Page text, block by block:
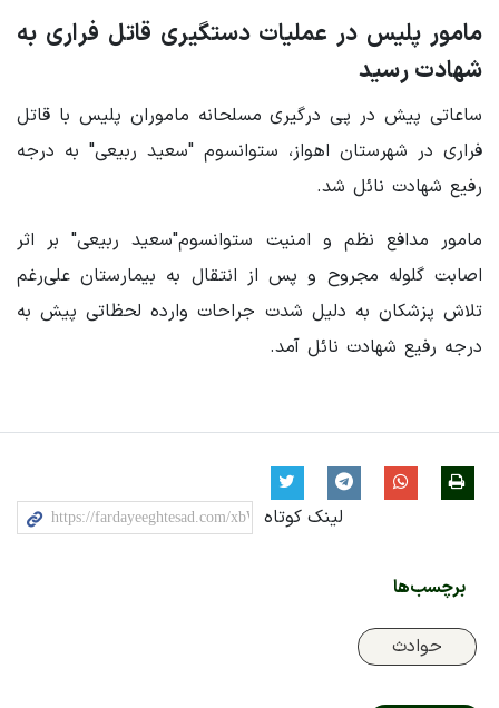
مامور پلیس در عملیات دستگیری قاتل فراری به
شهادت رسید
ساعاتی پیش در پی درگیری مسلحانه ماموران پلیس با قاتل
فراری در شهرستان اهواز، ستوانسوم "سعید ربیعی" به درجه
رفیع شهادت نائل شد.
مامور مدافع نظم و امنیت ستوانسوم"سعید ربیعی" بر اثر
اصابت گلوله مجروح و پس از انتقال به بیمارستان علی‌رغم
تلاش پزشکان به دلیل شدت جراحات وارده لحظاتی پیش به
درجه رفیع شهادت نائل آمد.
لینک کوتاه
برچسب‌ها
حوادث